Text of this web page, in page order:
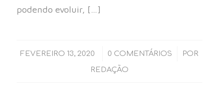
podendo evoluir, […]
FEVEREIRO 13, 2020
/ 0 COMENTÁRIOS
/ POR
REDAÇÃO